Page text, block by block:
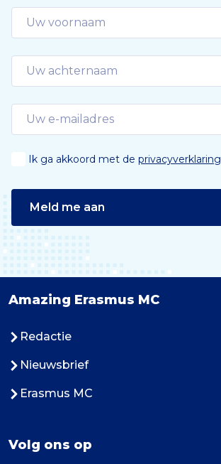
Ik ga akkoord met de privacyverklaring
Meld me aan
Amazing Erasmus MC
Redactie
Nieuwsbrief
Erasmus MC
Volg ons op